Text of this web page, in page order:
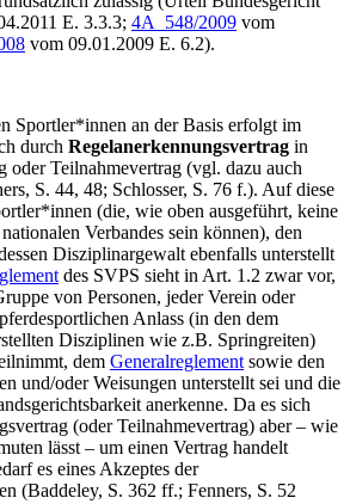
E. 3.3.3; 4A_548/2009 vom
vom 09.01.2009 E. 6.2).
Sportler*innen an der Basis erfolgt im
durch Regelanerkennungsvertrag in
oder Teilnahmevertrag (vgl. dazu auch
, S. 44, 48; Schlosser, S. 76 f.). Auf diese
(die, wie oben ausgeführt, keine
Verbandes sein können), den
Disziplinargewalt ebenfalls unterstellt
des SVPS sieht in Art. 1.2 zwar vor,
von Personen, jeder Verein oder
Anlass (in den dem
Disziplinen wie z.B. Springreiten)
dem Generalreglement sowie den
und/oder Weisungen unterstellt sei und die
anerkenne. Da es sich
(oder Teilnahmevertrag) aber – wie
lässt – um einen Vertrag handelt
es eines Akzeptes der
(Baddeley, S. 362 ff.; Fenners, S. 52